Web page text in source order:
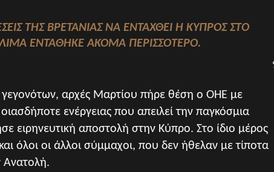
ΤΗΣ ΒΡΕΤΑΝΊΑΣ ΝΑ ΕΝΤΑΧΘΕΊ Η ΚΎΠΡΟΣ ΣΤΟ
ΕΝΤΆΘΗΚΕ ΑΚΌΜΑ ΠΕΡΙΣΣΌΤΕΡΟ.
αρχές Μαρτίου πήρε θέση ο ΟΗΕ με
ενέργειας που απειλεί την παγκόσμια
ειρηνευτική αποστολή στην Κύπρο. Στο ίδιο μέρος
όλοι οι άλλοι σύμμαχοι, που δεν ήθελαν με τίποτα
Ανατολή.